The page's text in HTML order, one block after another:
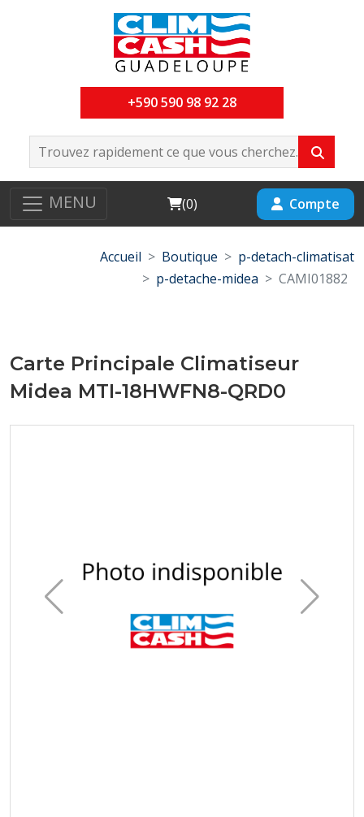
+590 590 98 92 28
MENU Cart
(0) Compte
Accueil Boutique
p-detach-climatisat
p-detache-midea
CAMI01882
Carte Principale Climatiseur
Midea MTI-18HWFN8-QRD0